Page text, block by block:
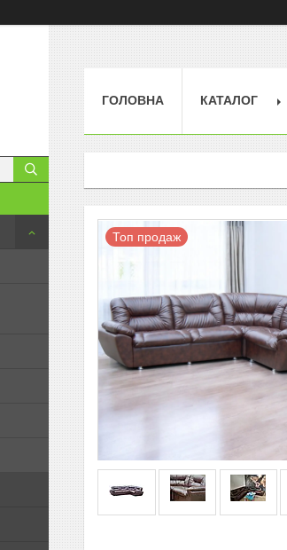
ГОЛОВНА КАТАЛОГ
Топ продаж